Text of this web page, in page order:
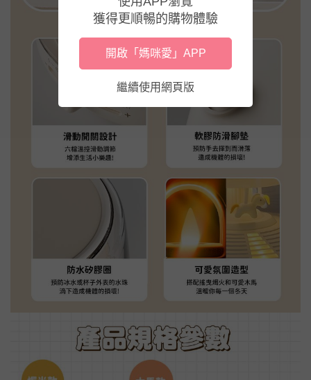
獲得更順暢的購物體驗
開啟「媽咪愛」APP
繼續使用網頁版